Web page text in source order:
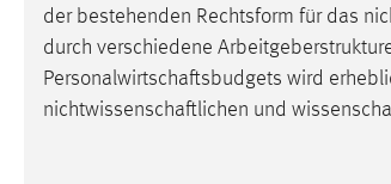
der bestehenden Rechtsform für das
durch verschiedene
Personalwirtschaftsbudgets wird
nichtwissenschaftlichen und